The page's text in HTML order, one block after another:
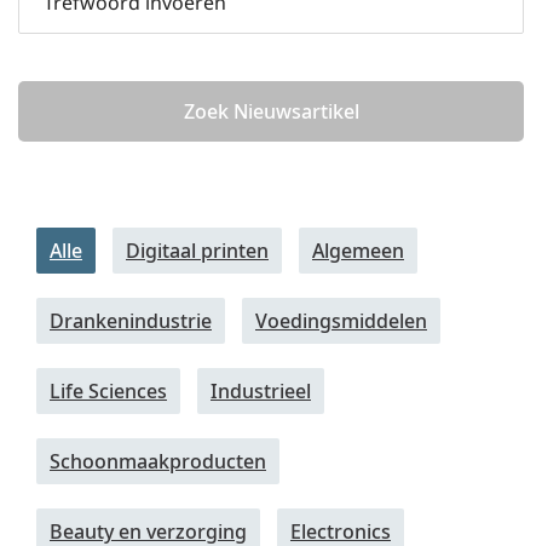
Alle Digitaal printen Algemeen
Drankenindustrie Voedingsmiddelen
Life Sciences Industrieel
Schoonmaakproducten
Beauty en verzorging Electronics
Zoek Nieuwsartikel